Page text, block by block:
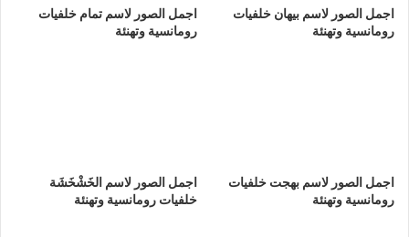
اجمل الصور لاسم بيهان خلفيات
رومانسية وتهنئة
اجمل الصور لاسم تمام خلفيات
رومانسية وتهنئة
اجمل الصور لاسم بهجت خلفيات
رومانسية وتهنئة
اجمل الصور لاسم الخَشْخَشَة
خلفيات رومانسية وتهنئة